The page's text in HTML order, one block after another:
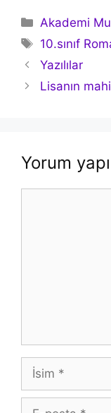
Kategoriler
Akademi
Etiketler
10.sınıf
Yazı
dolaşımı
Yazılılar
Lisanın
Yorum
İsim